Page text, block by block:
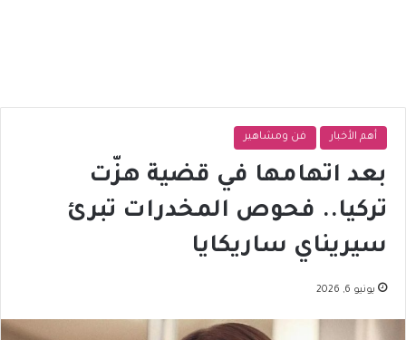
أهم الأخبار فن ومشاهير
بعد اتهامها في قضية هزّت
تركيا.. فحوص المخدرات تبرئ
سيريناي ساريكايا
يونيو 6, 2026